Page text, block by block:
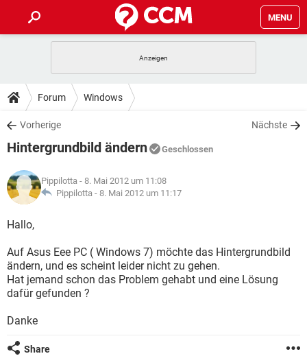
MENU
ANDROID
WINDOWS 10
WHATSAPP TIKTOK
FACEBOOK
TIPPS & TRICKS
SPIELE
WHATSAPP TIKTOK
FACEBOOK
DOWNLOADS
SPIELE STREAMING
ANDROID
WINDOWS 10 INSTAGRAM
WHATSAPP
SPIELE STREAMING
ANDROID
WINDOWS 10
WHATSAPP TIKTOK
FACEBOOK HARDWARE
LEXIKON
SPIELE
WINDOWS 10 INSTAGRAM
WHATSAPP TIKTOK
Forum Windows
Vorherige Nächste
Hintergrundbild ändern Geschlossen
Pippilotta - 8. Mai 2012 um 11:08
Pippilotta - 8. Mai 2012 um 11:17
Hallo,
Auf Asus Eee PC ( Windows 7) möchte das Hintergrundbild
ändern, und es scheint leider nicht zu gehen.
Hat jemand schon das Problem gehabt und eine Lösung
dafür gefunden ?
Danke
Share